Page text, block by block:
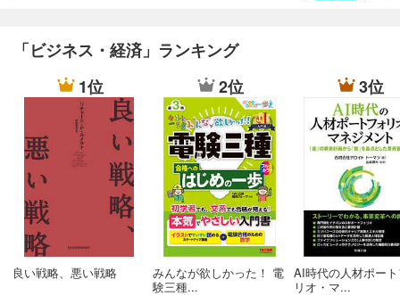
「ビジネス・経済」ランキング
1位
良い戦略、悪い戦略
2位
みんなが欲しかった！ 電
験三種...
3位
AI時代の人材ポー
リオ・マ...